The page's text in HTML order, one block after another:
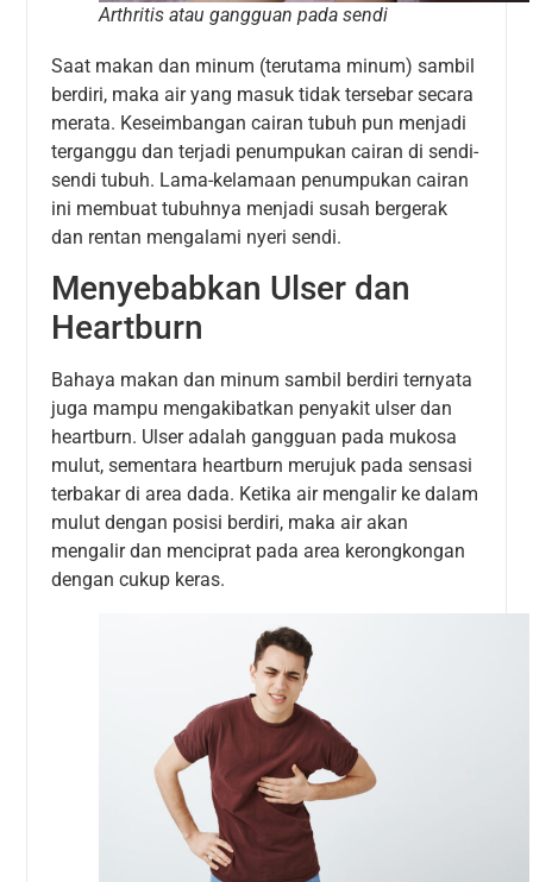
Arthritis atau gangguan pada sendi
Saat makan dan minum (terutama minum) sambil
berdiri, maka air yang masuk tidak tersebar secara
merata. Keseimbangan cairan tubuh pun menjadi
terganggu dan terjadi penumpukan cairan di sendi-
sendi tubuh. Lama-kelamaan penumpukan cairan
ini membuat tubuhnya menjadi susah bergerak
dan rentan mengalami nyeri sendi.
Menyebabkan Ulser dan
Heartburn
Bahaya makan dan minum sambil berdiri ternyata
juga mampu mengakibatkan penyakit ulser dan
heartburn. Ulser adalah gangguan pada mukosa
mulut, sementara heartburn merujuk pada sensasi
terbakar di area dada. Ketika air mengalir ke dalam
mulut dengan posisi berdiri, maka air akan
mengalir dan menciprat pada area kerongkongan
dengan cukup keras.